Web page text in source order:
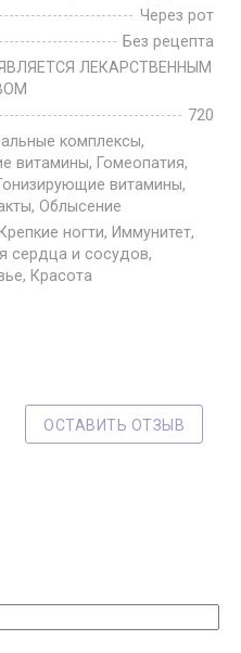
Через рот
Без рецепта
ЛЕКАРСТВЕННЫМ
720
комплексы,
витамины, Гомеопатия,
витамины,
Облысение
ногти, Иммунитет,
сердца и сосудов,
Красота
ОСТАВИТЬ ОТЗЫВ